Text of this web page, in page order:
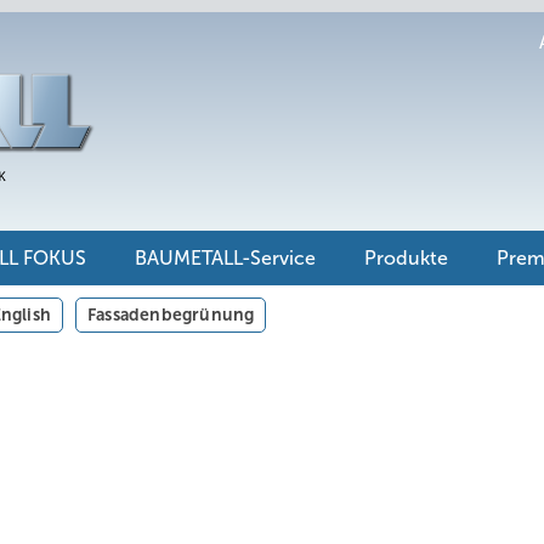
FOKUS BAUMETALL-Service Produkte
Fassadenbegrünung